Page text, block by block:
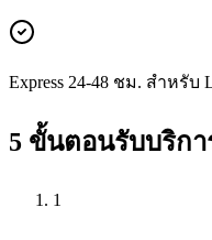
Express 24-48 ชม. สำหรับ
5 ขั้นตอนรับบริกา
1